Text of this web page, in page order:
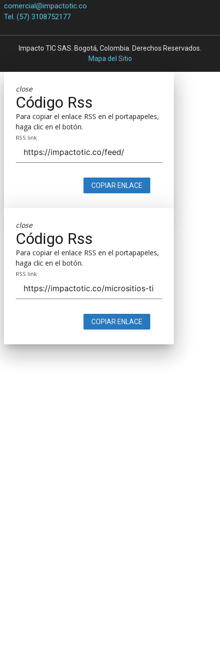
comercial@impactotic.co
Tel. (57) 3108752177
Impacto TIC SAS. Bogotá, Colombia. Derechos Reservados.
Mapa del Sitio
close
Código Rss
Para copiar el enlace RSS en el portapapeles,
haga clic en el botón.
RSS link
COPIAR ENLACE
close
Código Rss
Para copiar el enlace RSS en el portapapeles,
haga clic en el botón.
RSS link
COPIAR ENLACE